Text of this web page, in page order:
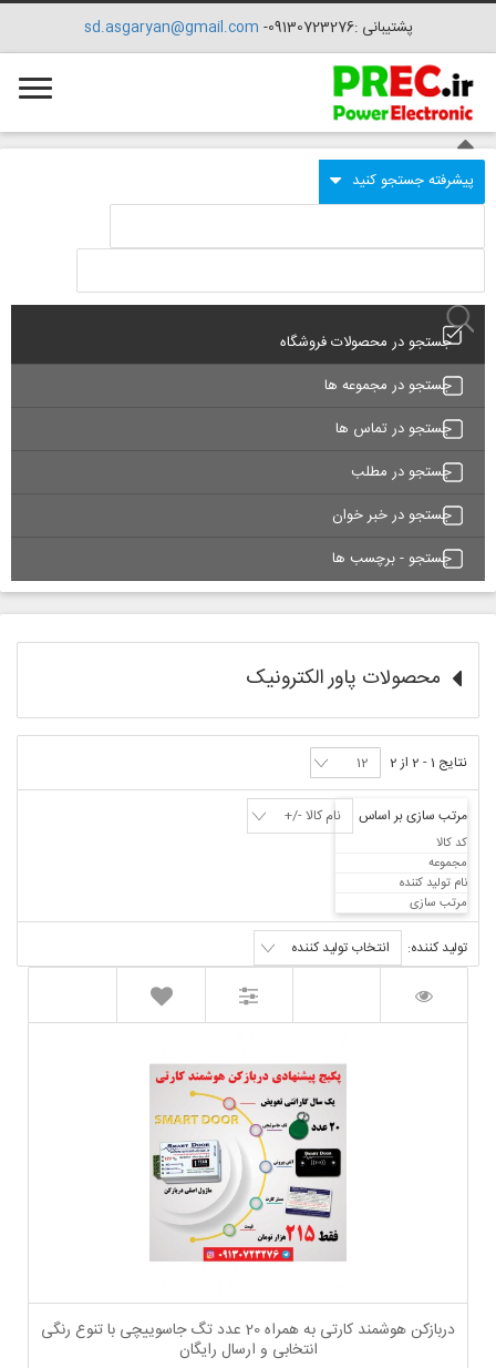
پشتیبانی :09130723276- sd.asgaryan@gmail.com
جستجو در محصولات فروشگاه
جستجو در مجموعه ها
جستجو در تماس ها
جستجو در مطلب
جستجو در خبر خوان
جستجو - برچسب ها
محصولات پاور الکترونیک
نتایج 1 - 2 از 2
مرتب سازی بر اساس نام کالا -/+
کد کالا
مجموعه
نام تولید کننده
مرتب سازی
تولید کننده: انتخاب تولید کننده
دربازکن هوشمند کارتی به همراه 20 عدد تگ جاسوییچی با تنوع رنگی
انتخابی و ارسال رایگان